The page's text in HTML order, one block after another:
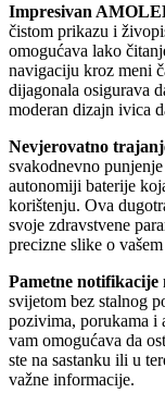
Impresivan
čistom prikazu i
omogućava lako
navigaciju kroz meni
dijagonala osigurava
moderan dizajn ivica
Nevjerovatno
svakodnevno
autonomiji baterije
korištenju. Ova
svoje zdravstvene
precizne slike o
Pametne notifikacije
svijetom bez stalnog
pozivima, porukama i
vam omogućava da
ste na sastanku ili u
važne informacije.